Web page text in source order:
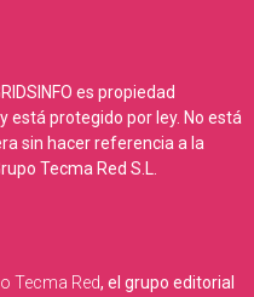
es propiedad
está protegido por ley. No está
sin hacer referencia a la
Tecma Red S.L.
Tecma Red, el grupo editorial